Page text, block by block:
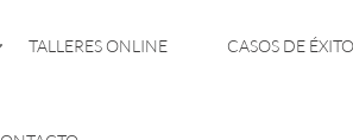
TALLERES ONLINE CASOS DE ÉXITO